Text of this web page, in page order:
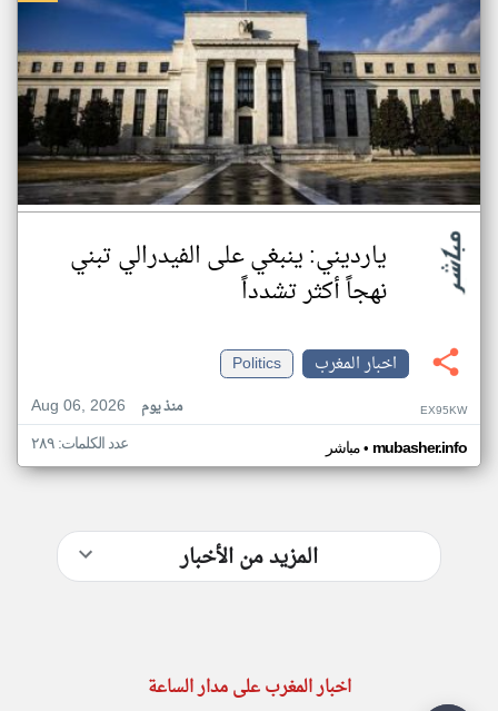
يارديني: ينبغي على الفيدرالي تبني
نهجاً أكثر تشدداً
اخبار المغرب
Politics
Aug 06, 2026
منذ يوم EX95KW
مباشر• mubasher.info عدد الكلمات: ٢٨٩
المزيد من الأخبار
اخبار المغرب على مدار الساعة